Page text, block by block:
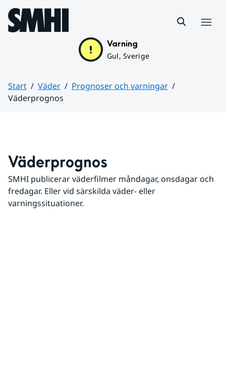
Hoppa till sidans innehåll
Varning
Gul, Sverige
Start Väder
Prognoser och varningar
Väderprognos
Väderprognos
SMHI publicerar väderfilmer måndagar, onsdagar och
fredagar. Eller vid särskilda väder- eller
varningssituationer.